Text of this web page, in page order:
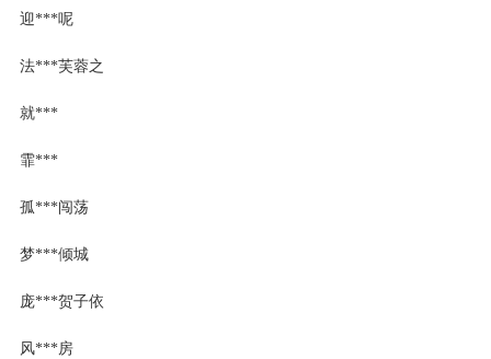
迎***呢
法***芙蓉之
就***
霏***
孤***闯荡
梦***倾城
庞***贺子依
风***房